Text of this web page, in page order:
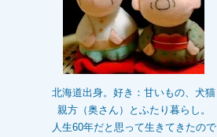
北海道出身。好き：甘いもの、犬猫
親方（奥さん）とふたり暮らし。
人生60年だと思って生きてきたので